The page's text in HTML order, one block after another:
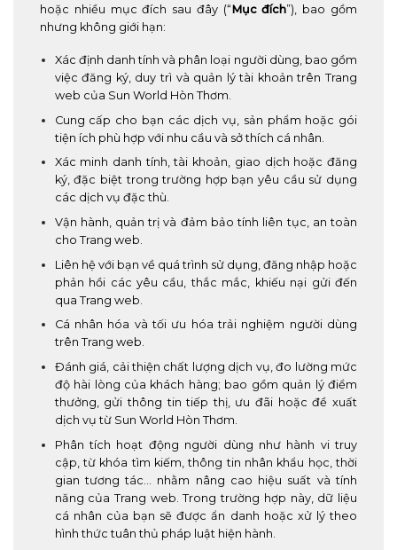
hoặc nhiều mục đích sau đây (“ Mục đích”), bao gồm
nhưng không giới hạn:
Xác định danh tính và phân loại người dùng, bao gồm
việc đăng ký, duy trì và quản lý tài khoản trên Trang
web của Sun World Hòn Thơm.
Cung cấp cho bạn các dịch vụ, sản phẩm hoặc gói
tiện ích phù hợp với nhu cầu và sở thích cá nhân.
Xác minh danh tính, tài khoản, giao dịch hoặc đăng
ký, đặc biệt trong trường hợp bạn yêu cầu sử dụng
các dịch vụ đặc thù.
Vận hành, quản trị và đảm bảo tính liên tục, an toàn
cho Trang web.
Liên hệ với bạn về quá trình sử dụng, đăng nhập hoặc
phản hồi các yêu cầu, thắc mắc, khiếu nại gửi đến
qua Trang web.
Cá nhân hóa và tối ưu hóa trải nghiệm người dùng
trên Trang web.
Đánh giá, cải thiện chất lượng dịch vụ, đo lường mức
độ hài lòng của khách hàng; bao gồm quản lý điểm
thưởng, gửi thông tin tiếp thị, ưu đãi hoặc đề xuất
dịch vụ từ Sun World Hòn Thơm.
Phân tích hoạt động người dùng như hành vi truy
cập, từ khóa tìm kiếm, thông tin nhân khẩu học, thời
gian tương tác… nhằm nâng cao hiệu suất và tính
năng của Trang web. Trong trường hợp này, dữ liệu
cá nhân của bạn sẽ được ẩn danh hoặc xử lý theo
hình thức tuân thủ pháp luật hiện hành.